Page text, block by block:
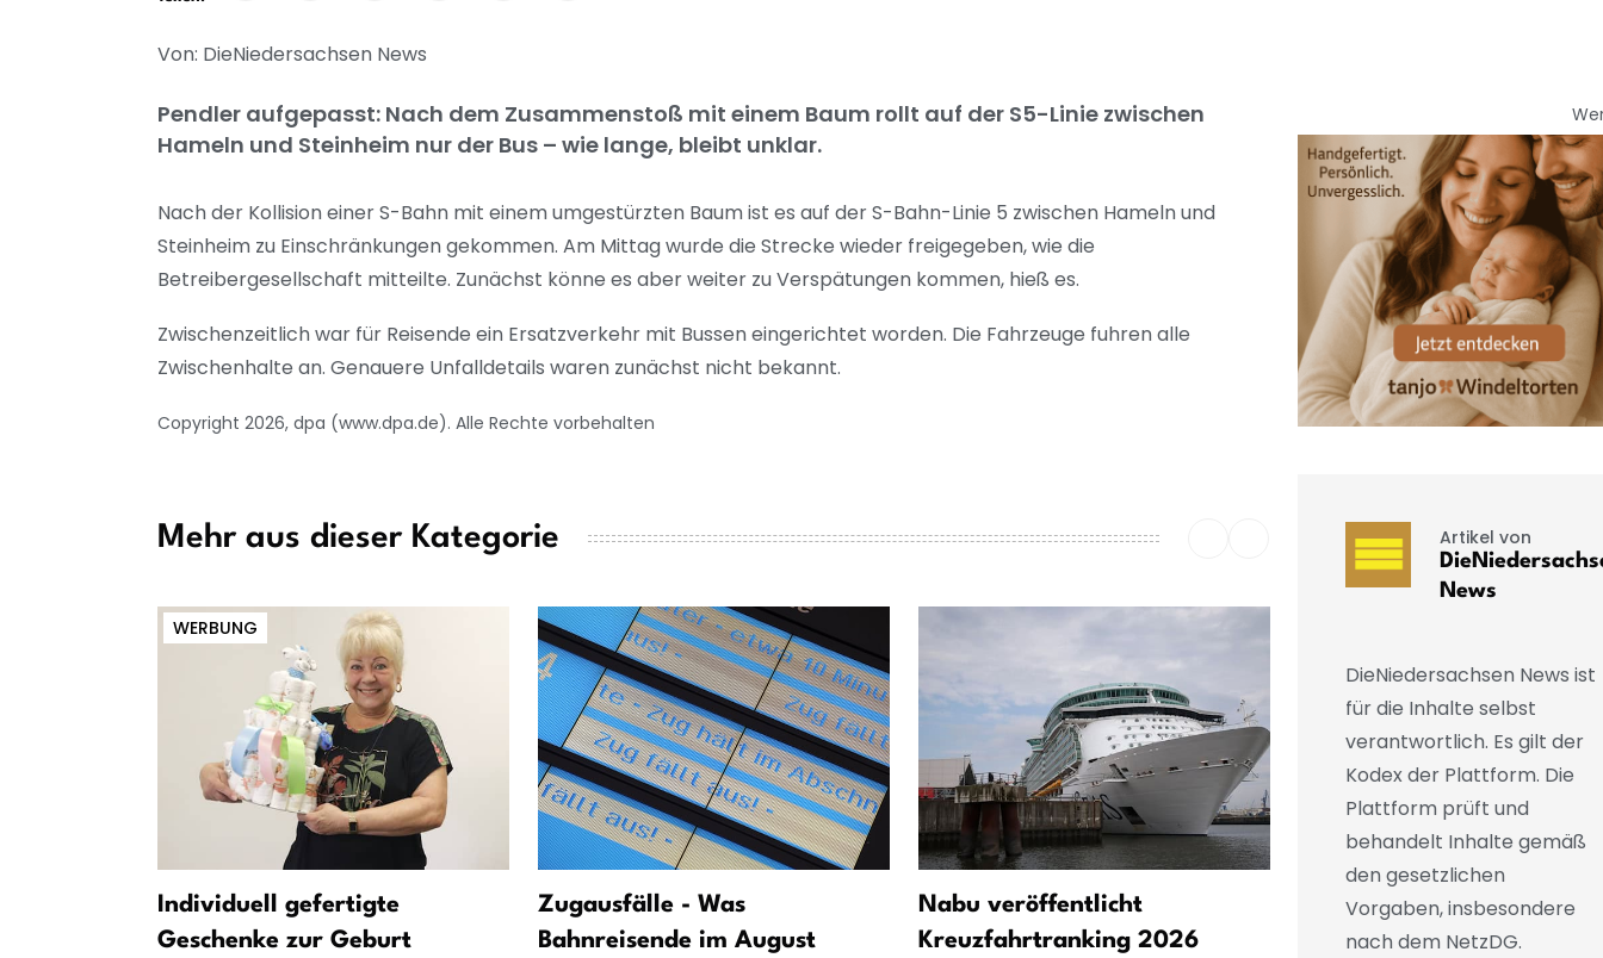
Von: DieNiedersachsen News
Pendler aufgepasst: Nach dem Zusammenstoß mit einem Baum rollt auf der S5-Linie zwischen
Hameln und Steinheim nur der Bus – wie lange, bleibt unklar.
Nach der Kollision einer S-Bahn mit einem umgestürzten Baum ist es auf der S-Bahn-Linie 5 zwischen Hameln und
Steinheim zu Einschränkungen gekommen. Am Mittag wurde die Strecke wieder freigegeben, wie die
Betreibergesellschaft mitteilte. Zunächst könne es aber weiter zu Verspätungen kommen, hieß es.
Zwischenzeitlich war für Reisende ein Ersatzverkehr mit Bussen eingerichtet worden. Die Fahrzeuge fuhren alle
Zwischenhalte an. Genauere Unfalldetails waren zunächst nicht bekannt.
Copyright 2026, dpa (www.dpa.de). Alle Rechte vorbehalten
Mehr aus dieser Kategorie
WERBUNG
Individuell gefertigte
Geschenke zur Geburt
Zugausfälle - Was
Bahnreisende im August
Nabu veröffentlicht
Kreuzfahrtranking 2026
14 Kommunen fordern
auf, den Weiterbau der
Artikel von
News
DieNiedersachsen News ist
für die Inhalte selbst
verantwortlich. Es gilt der
Kodex der Plattform. Die
Plattform prüft und
behandelt Inhalte gemäß
den gesetzlichen
Vorgaben, insbesondere
nach dem NetzDG.